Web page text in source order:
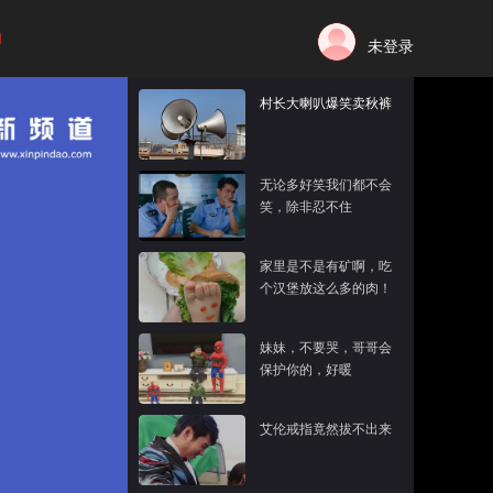
未登录
村长大喇叭爆笑卖秋裤
无论多好笑我们都不会
笑，除非忍不住
家里是不是有矿啊，吃
个汉堡放这么多的肉！
妹妹，不要哭，哥哥会
保护你的，好暖
艾伦戒指竟然拔不出来